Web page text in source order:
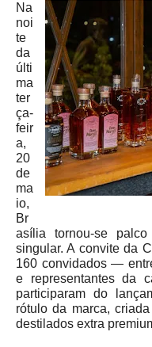
Na
noi
te
da
últi
ma
ter
ça-
feir
a,
20
de
ma
io,
Br
asília tornou-se
singular. A convite da
160 convidados —
e representantes da
participaram do
rótulo da marca,
destilados extra